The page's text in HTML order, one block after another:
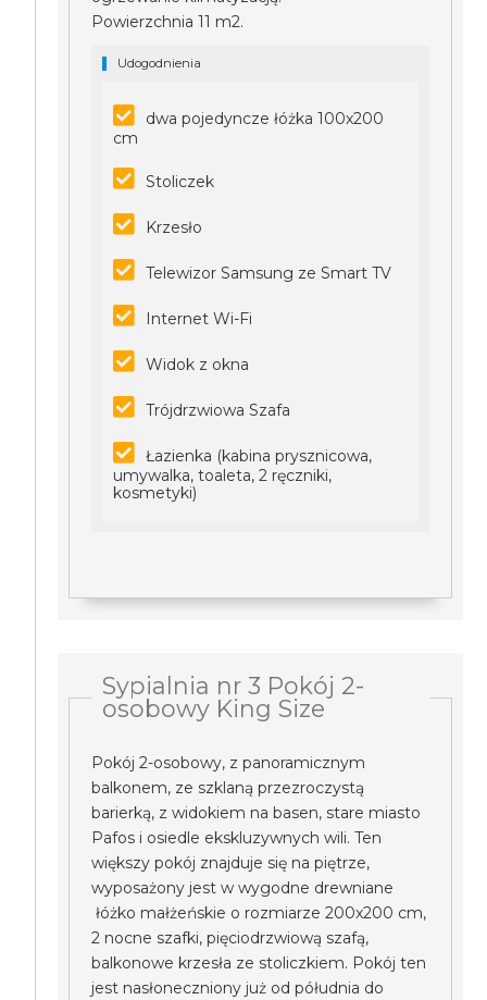
Powierzchnia 11 m2.
Udogodnienia
dwa pojedyncze łóżka 100x200
cm
Stoliczek
Krzesło
Telewizor Samsung ze Smart TV
Internet Wi-Fi
Widok z okna
Trójdrzwiowa Szafa
Łazienka (kabina prysznicowa,
umywalka, toaleta, 2 ręczniki,
kosmetyki)
Sypialnia nr 3 Pokój 2-
osobowy King Size
Pokój 2-osobowy, z panoramicznym
balkonem, ze szklaną przezroczystą
barierką, z widokiem na basen, stare miasto
Pafos i osiedle ekskluzywnych wili. Ten
większy pokój znajduje się na piętrze,
wyposażony jest w wygodne drewniane
łóżko małżeńskie o rozmiarze 200x200 cm,
2 nocne szafki, pięciodrzwiową szafą,
balkonowe krzesła ze stoliczkiem. Pokój ten
jest nasłoneczniony już od półudnia do